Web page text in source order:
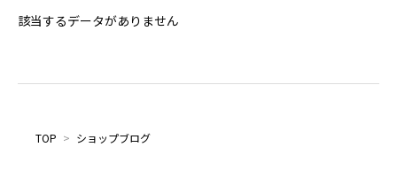
該当するデータがありません
TOP > ショップブログ